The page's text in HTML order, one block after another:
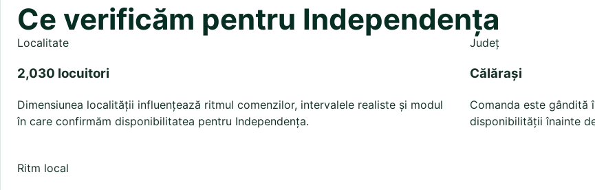
Ce verificăm pentru Independența
Localitate
2,030 locuitori
Dimensiunea localității influențează ritmul comenzilor, intervalele realiste și modul
în care confirmăm disponibilitatea pentru Independența.
Județ
Călărași
Comanda este gândită
disponibilității înainte
Ritm local